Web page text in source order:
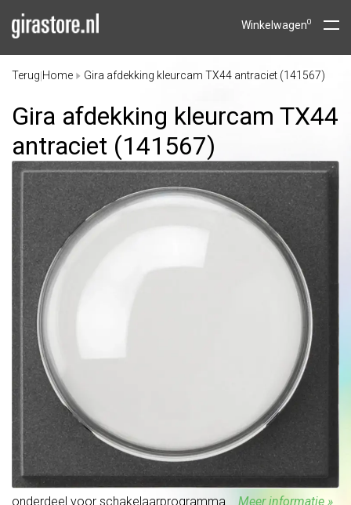
Winkelwagen0
Terug Home Gira afdekking kleurcam TX44 antraciet (141567)
Gira afdekking kleurcam TX44
antraciet (141567)
onderdeel voor schakelaarprogramma... Meer informatie »